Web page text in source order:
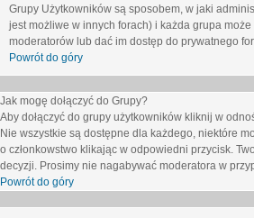
Grupy Użytkowników są sposobem, w jaki
jest możliwe w innych forach) i każda grupa
moderatorów lub dać im dostęp do prywatnego
Powrót do góry
Jak mogę dołączyć do Grupy?
Aby dołączyć do grupy użytkowników kliknij w
Nie wszystkie są dostępne dla każdego, niektóre
o członkowstwo klikając w odpowiedni przycisk.
decyzji. Prosimy nie nagabywać moderatora w
Powrót do góry